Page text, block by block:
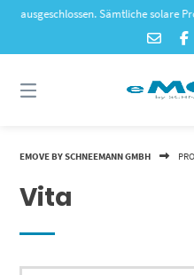
Sämtliche solare
EMOVE BY SCHNEEMANN GMBH
Vita